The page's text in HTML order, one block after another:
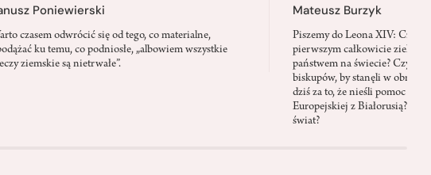
Poniewierski
czasem odwrócić się od tego, co materialne,
ku temu, co podniosłe, „albowiem wszystkie
ziemskie są nietrwałe”.
Mateusz Burzyk
Piszemy do Leona XIV: Czy
pierwszym całkowicie
państwem na świecie? Czy
biskupów, by stanęli w
dziś za to, że nieśli pomoc
Europejskiej z Białorusią? Czy
świat?